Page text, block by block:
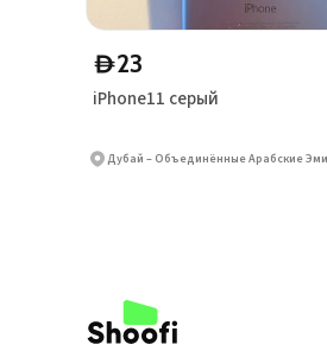
D23
iPhone11 серый
Дубай – Объединённые Арабские